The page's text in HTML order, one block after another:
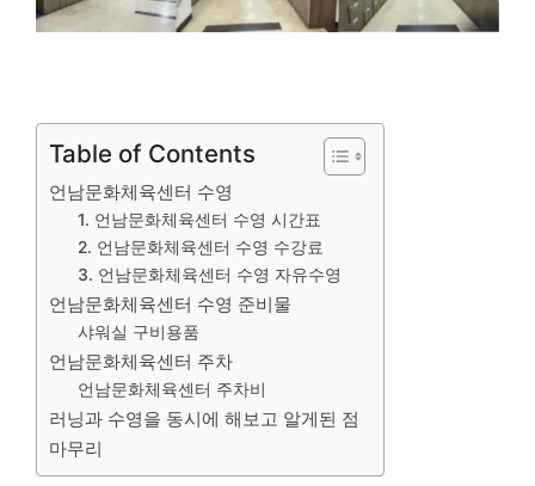
Table of Contents
언남문화체육센터 수영
1. 언남문화체육센터 수영 시간표
2. 언남문화체육센터 수영 수강료
3. 언남문화체육센터 수영 자유수영
언남문화체육센터 수영 준비물
샤워실 구비용품
언남문화체육센터 주차
언남문화체육센터 주차비
러닝과 수영을 동시에 해보고 알게된 점
마무리